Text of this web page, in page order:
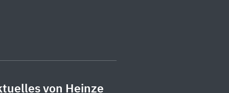
von Heinze